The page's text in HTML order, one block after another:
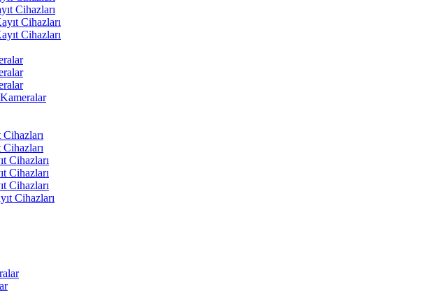
Cihazları
Cihazları
Cihazları
Cihazları
Cihazları
Cihazları
Cihazları